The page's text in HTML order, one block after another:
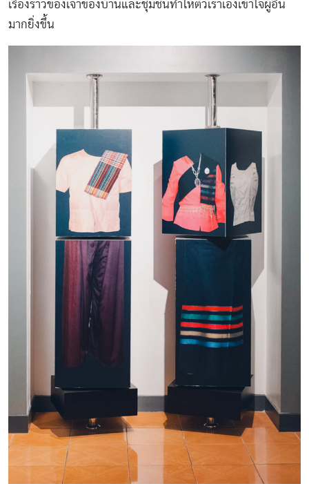
เรื่องราวของเจ้าของบ้านและชุมชนทำให้ตัวเราเองเข้าใจผู้อื่น
มากยิ่งขึ้น